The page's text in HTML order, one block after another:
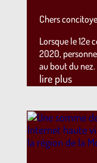
Chers
Lorsque le 12e
2020,
au bout du nez.
lire plus